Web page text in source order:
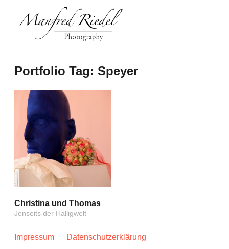
Inhalt
Manfred
Riedel
Portfolio Tag:Speyer
Christina und Thomas
Jenseits der Halligwelt
Impressum Datenschutzerklärung